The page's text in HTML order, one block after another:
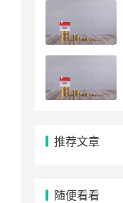
推荐文章
随便看看